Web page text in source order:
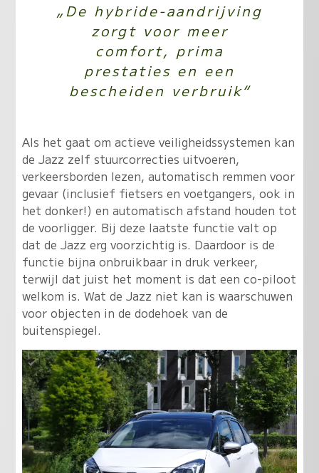
„De hybride-aandrijving
zorgt voor meer
comfort, prima
prestaties en een
bescheiden verbruik“
Als het gaat om actieve veiligheidssystemen kan
de Jazz zelf stuurcorrecties uitvoeren,
verkeersborden lezen, automatisch remmen voor
gevaar (inclusief fietsers en voetgangers, ook in
het donker!) en automatisch afstand houden tot
de voorligger. Bij deze laatste functie valt op
dat de Jazz erg voorzichtig is. Daardoor is de
functie bijna onbruikbaar in druk verkeer,
terwijl dat juist het moment is dat een co-piloot
welkom is. Wat de Jazz niet kan is waarschuwen
voor objecten in de dodehoek van de
buitenspiegel.